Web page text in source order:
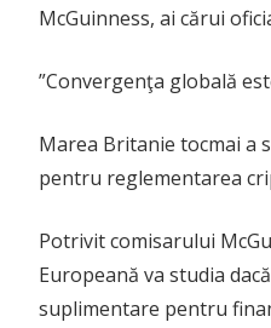
McGuinness, ai cărui
”Convergenţa globală
Marea Britanie tocmai a
pentru reglementarea
Potrivit comisarului
Europeană va studia
suplimentare pentru